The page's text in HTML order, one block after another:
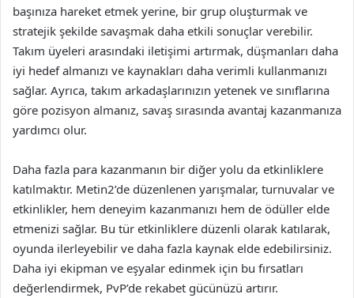
başınıza hareket etmek yerine, bir grup oluşturmak ve
stratejik şekilde savaşmak daha etkili sonuçlar verebilir.
Takım üyeleri arasındaki iletişimi artırmak, düşmanları daha
iyi hedef almanızı ve kaynakları daha verimli kullanmanızı
sağlar. Ayrıca, takım arkadaşlarınızın yetenek ve sınıflarına
göre pozisyon almanız, savaş sırasında avantaj kazanmanıza
yardımcı olur.
Daha fazla para kazanmanın bir diğer yolu da etkinliklere
katılmaktır. Metin2’de düzenlenen yarışmalar, turnuvalar ve
etkinlikler, hem deneyim kazanmanızı hem de ödüller elde
etmenizi sağlar. Bu tür etkinliklere düzenli olarak katılarak,
oyunda ilerleyebilir ve daha fazla kaynak elde edebilirsiniz.
Daha iyi ekipman ve eşyalar edinmek için bu fırsatları
değerlendirmek, PvP’de rekabet gücünüzü artırır.